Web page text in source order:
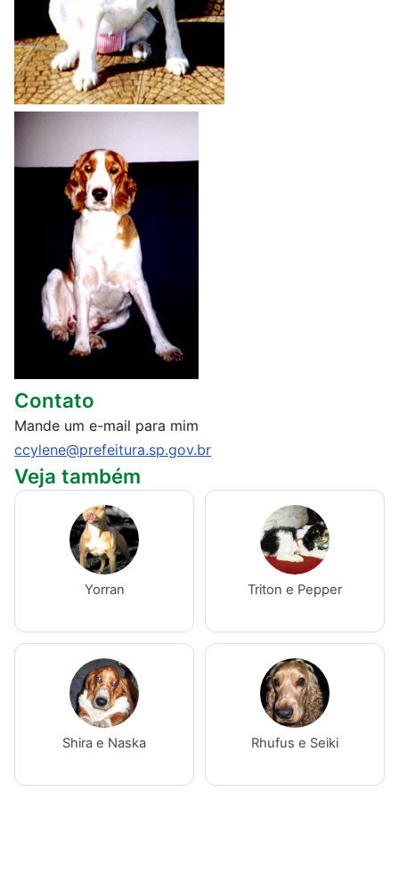
Contato
Mande um e-mail para mim
ccylene@prefeitura.sp.gov.br
Veja também
Yorran Triton e Pepper
Shira e Naska Rhufus e Seiki